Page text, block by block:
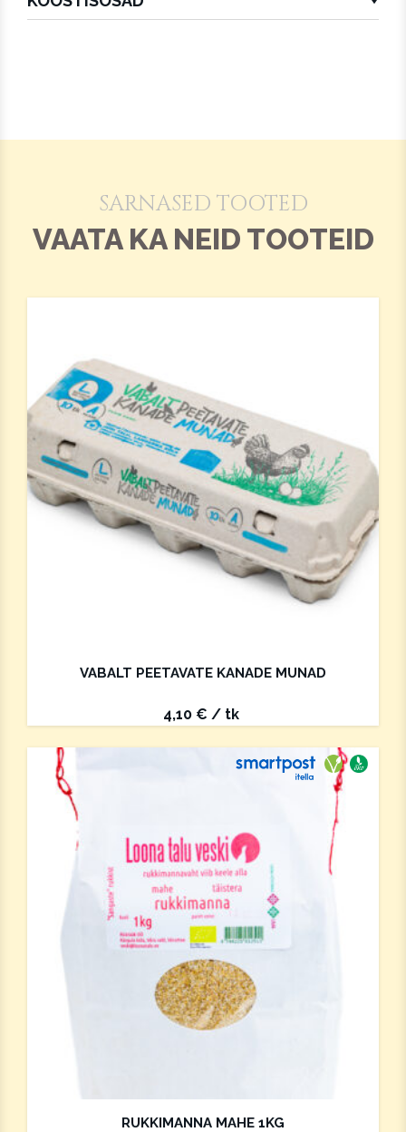
SARNASED TOOTED
VAATA KA NEID TOOTEID
VABALT PEETAVATE KANADE MUNAD
4,10 € / tk
Saab saata
Vegan
RUKKIMANNA MAHE 1KG